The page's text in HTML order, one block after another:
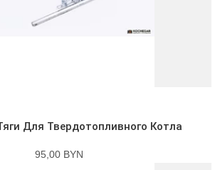
Для Твердотопливного Котла
95,00 BYN